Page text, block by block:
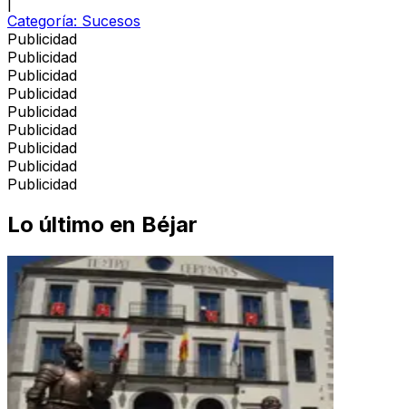
Categoría: Sucesos
Publicidad
Publicidad
Publicidad
Publicidad
Publicidad
Publicidad
Publicidad
Publicidad
Publicidad
Lo último en Béjar